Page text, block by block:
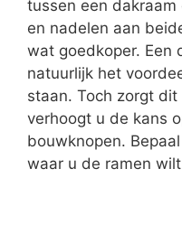
tussen een dakraam
en nadelen aan
wat goedkoper. Een
natuurlijk het
staan. Toch zorgt
verhoogt u de kans
bouwknopen.
waar u de ramen